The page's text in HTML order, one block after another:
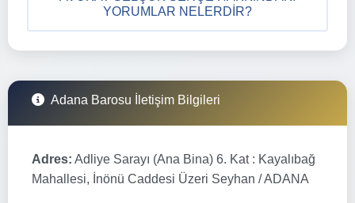
YORUMLAR NELERDIR?
Adana Barosu İletişim Bilgileri
Adres: Adliye Sarayı (Ana Bina) 6. Kat : Kayalıbağ
Mahallesi, İnönü Caddesi Üzeri Seyhan / ADANA